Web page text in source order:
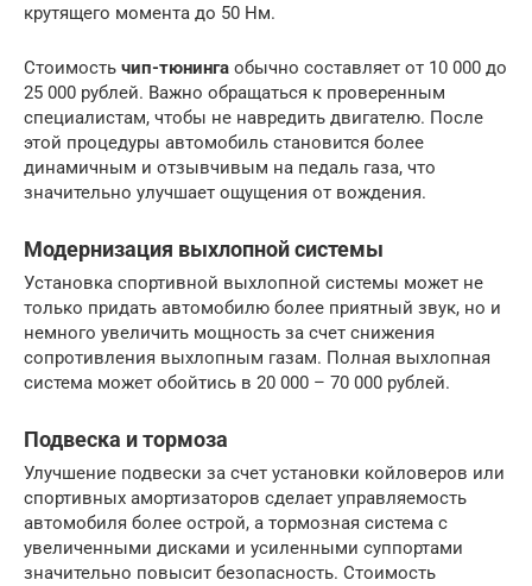
крутящего момента до 50 Нм.
Стоимость чип-тюнинга обычно составляет от 10 000 до
25 000 рублей. Важно обращаться к проверенным
специалистам, чтобы не навредить двигателю. После
этой процедуры автомобиль становится более
динамичным и отзывчивым на педаль газа, что
значительно улучшает ощущения от вождения.
Модернизация выхлопной системы
Установка спортивной выхлопной системы может не
только придать автомобилю более приятный звук, но и
немного увеличить мощность за счет снижения
сопротивления выхлопным газам. Полная выхлопная
система может обойтись в 20 000 – 70 000 рублей.
Подвеска и тормоза
Улучшение подвески за счет установки койловеров или
спортивных амортизаторов сделает управляемость
автомобиля более острой, а тормозная система с
увеличенными дисками и усиленными суппортами
значительно повысит безопасность. Стоимость